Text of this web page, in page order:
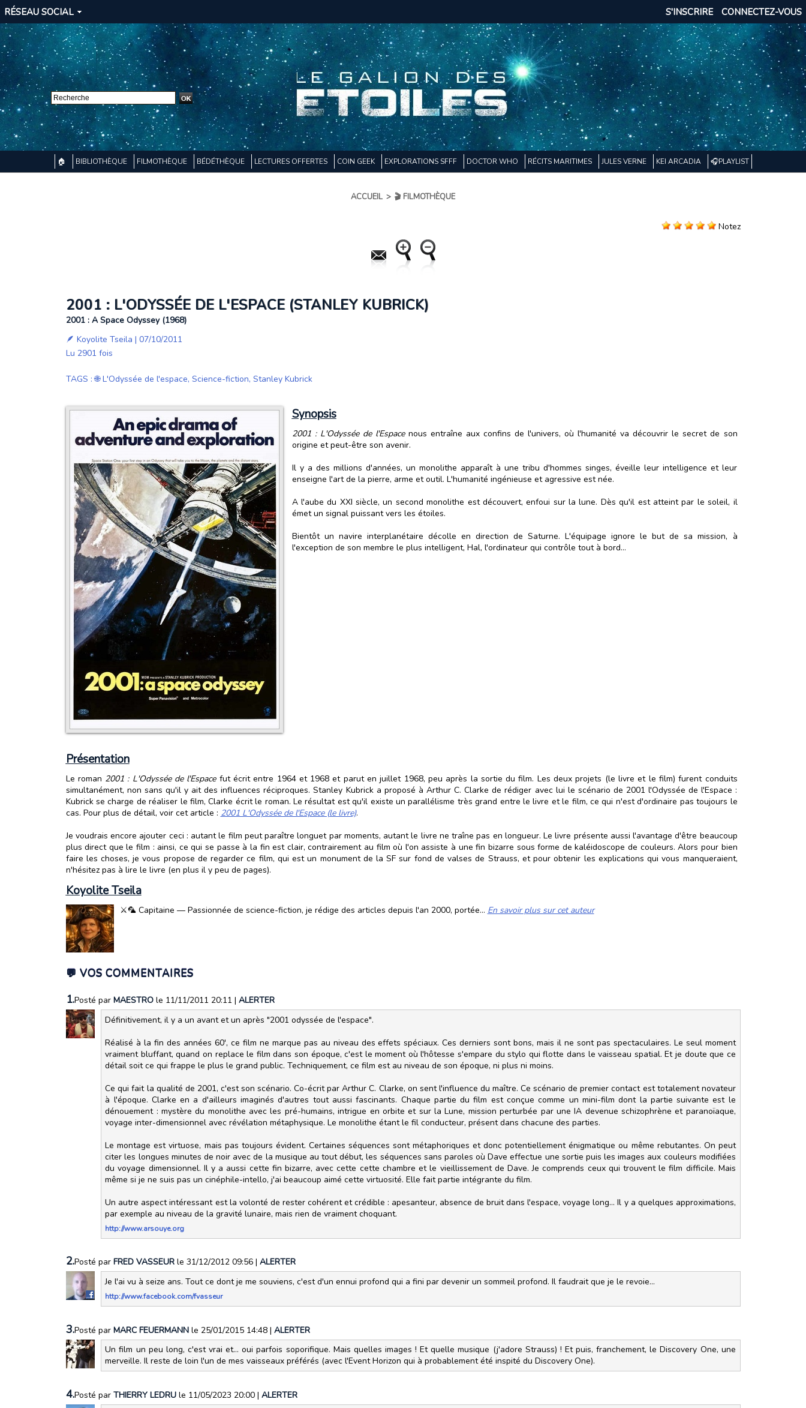
RÉSEAU SOCIAL CONNECTEZ-VOUS
S'INSCRIRE
🏠 BIBLIOTHÈQUE FILMOTHÈQUE BÉDÉTHÈQUE LECTURES OFFERTES COIN GEEK EXPLORATIONS SFFF DOCTOR WHO RÉCITS MARITIMES JULES VERNE KEI ARCADIA 🎧PLAYLIST
ACCUEIL > 🎬 FILMOTHÈQUE
Notez
2001 : L'ODYSSÉE DE L'ESPACE (STANLEY KUBRICK)
2001 : A Space Odyssey (1968)
🪶 Koyolite Tseila | 07/10/2011
Lu 2901 fois
TAGS :🌐 L'Odyssée de l'espace, Science-fiction, Stanley Kubrick
Synopsis
2001 : L'Odyssée de l'Espacenous entraîne aux confins de l'univers, où l'humanité va découvrir le secret de son
origine et peut-être son avenir.
Il y a des millions d'années, un monolithe apparaît à une tribu d'hommes singes, éveille leur intelligence et leur
enseigne l'art de la pierre, arme et outil. L'humanité ingénieuse et agressive est née.
A l'aube du XXI siècle, un second monolithe est découvert, enfoui sur la lune. Dès qu'il est atteint par le soleil, il
émet un signal puissant vers les étoiles.
Bientôt un navire interplanétaire décolle en direction de Saturne. L'équipage ignore le but de sa mission, à
l'exception de son membre le plus intelligent, Hal, l'ordinateur qui contrôle tout à bord...
Présentation
Le roman 2001 : L'Odyssée de l'Espacefut écrit entre 1964 et 1968 et parut en juillet 1968, peu après la sortie du film. Les deux projets (le livre et le film) furent conduits
simultanément, non sans qu'il y ait des influences réciproques. Stanley Kubrick a proposé à Arthur C. Clarke de rédiger avec lui le scénario de 2001 l'Odyssée de l'Espace :
Kubrick se charge de réaliser le film, Clarke écrit le roman. Le résultat est qu'il existe un parallélisme très grand entre le livre et le film, ce qui n'est d'ordinaire pas toujours le
cas. Pour plus de détail, voir cet article : 2001 L'Odyssée de l'Espace (le livre).
Je voudrais encore ajouter ceci : autant le film peut paraître longuet par moments, autant le livre ne traîne pas en longueur. Le livre présente aussi l'avantage d'être beaucoup
plus direct que le film : ainsi, ce qui se passe à la fin est clair, contrairement au film où l'on assiste à une fin bizarre sous forme de kaléidoscope de couleurs. Alors pour bien
faire les choses, je vous propose de regarder ce film, qui est un monument de la SF sur fond de valses de Strauss, et pour obtenir les explications qui vous manqueraient,
n'hésitez pas à lire le livre (en plus il y peu de pages).
Koyolite Tseila
⚔️🦜 Capitaine — Passionnée de science-fiction, je rédige des articles depuis l'an 2000, portée... En savoir plus sur cet auteur
💬 VOS COMMENTAIRES
1.Posté par MAESTRO le 11/11/2011 20:11 | ALERTER
Définitivement, il y a un avant et un après "2001 odyssée de l'espace".
Réalisé à la fin des années 60', ce film ne marque pas au niveau des effets spéciaux. Ces derniers sont bons, mais il ne sont pas spectaculaires. Le seul moment
vraiment bluffant, quand on replace le film dans son époque, c'est le moment où l'hôtesse s'empare du stylo qui flotte dans le vaisseau spatial. Et je doute que ce
détail soit ce qui frappe le plus le grand public. Techniquement, ce film est au niveau de son époque, ni plus ni moins.
Ce qui fait la qualité de 2001, c'est son scénario. Co-écrit par Arthur C. Clarke, on sent l'influence du maître. Ce scénario de premier contact est totalement novateur
à l'époque. Clarke en a d'ailleurs imaginés d'autres tout aussi fascinants. Chaque partie du film est conçue comme un mini-film dont la partie suivante est le
dénouement : mystère du monolithe avec les pré-humains, intrigue en orbite et sur la Lune, mission perturbée par une IA devenue schizophrène et paranoïaque,
voyage inter-dimensionnel avec révélation métaphysique. Le monolithe étant le fil conducteur, présent dans chacune des parties.
Le montage est virtuose, mais pas toujours évident. Certaines séquences sont métaphoriques et donc potentiellement énigmatique ou même rebutantes. On peut
citer les longues minutes de noir avec de la musique au tout début, les séquences sans paroles où Dave effectue une sortie puis les images aux couleurs modifiées
du voyage dimensionnel. Il y a aussi cette fin bizarre, avec cette cette chambre et le vieillissement de Dave. Je comprends ceux qui trouvent le film difficile. Mais
même si je ne suis pas un cinéphile-intello, j'ai beaucoup aimé cette virtuosité. Elle fait partie intégrante du film.
Un autre aspect intéressant est la volonté de rester cohérent et crédible : apesanteur, absence de bruit dans l'espace, voyage long... Il y a quelques approximations,
par exemple au niveau de la gravité lunaire, mais rien de vraiment choquant.
http://www.arsouye.org
2.Posté par FRED VASSEUR le 31/12/2012 09:56 | ALERTER
Je l'ai vu à seize ans. Tout ce dont je me souviens, c'est d'un ennui profond qui a fini par devenir un sommeil profond. Il faudrait que je le revoie...
http://www.facebook.com/fvasseur
3.Posté par MARC FEUERMANN le 25/01/2015 14:48 | ALERTER
Un film un peu long, c'est vrai et... oui parfois soporifique. Mais quelles images ! Et quelle musique (j'adore Strauss) ! Et puis, franchement, le Discovery One, une
merveille. Il reste de loin l'un de mes vaisseaux préférés (avec l'Event Horizon qui à probablement été inspité du Discovery One).
4.Posté par THIERRY LEDRU le 11/05/2023 20:00 | ALERTER